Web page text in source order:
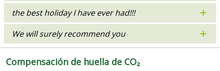
the best holiday I have ever had!!!
We will surely recommend you
Compensación de huella de CO₂